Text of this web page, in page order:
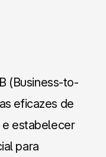
(Business-to-
eficazes de
estabelecer
para